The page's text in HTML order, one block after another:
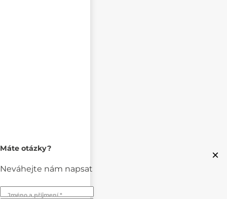
×
Máte otázky?
Neváhejte nám napsat
Jméno a příjmení *